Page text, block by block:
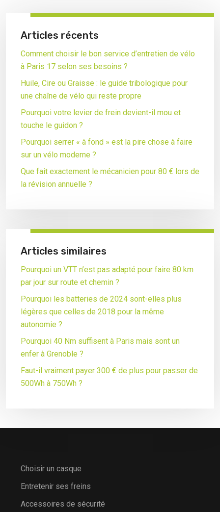
Articles récents
Comment choisir le bon service d’entretien de vélo
à Paris 17 selon ses besoins ?
Huile, Cire ou Graisse : le guide tribologique pour
une chaîne de vélo qui reste propre
Pourquoi votre levier de frein devient-il mou et
touche le guidon ?
Pourquoi serrer « à fond » est la pire chose à faire
sur un vélo moderne ?
Que fait exactement le mécanicien pour 80 € lors de
la révision annuelle ?
Articles similaires
Pourquoi un VTT n’est pas adapté pour faire 80 km
par jour sur route et chemin ?
Pourquoi les batteries de 2024 sont-elles plus
légères que celles de 2018 pour la même
autonomie ?
Pourquoi 40 Nm suffisent à Paris mais sont un
enfer à Grenoble ?
Faut-il vraiment payer 300 € de plus pour passer de
500Wh à 750Wh ?
Choisir un casque
Entretenir ses freins
Accessoires de sécurité